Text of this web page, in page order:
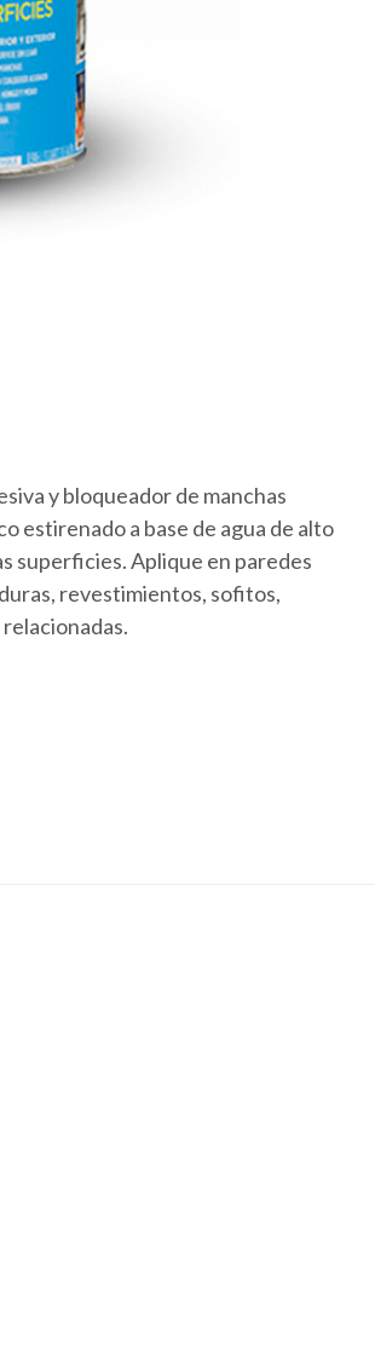
y bloqueador de manchas
estirenado a base de agua de alto
superficies. Aplique en paredes
revestimientos, sofitos,